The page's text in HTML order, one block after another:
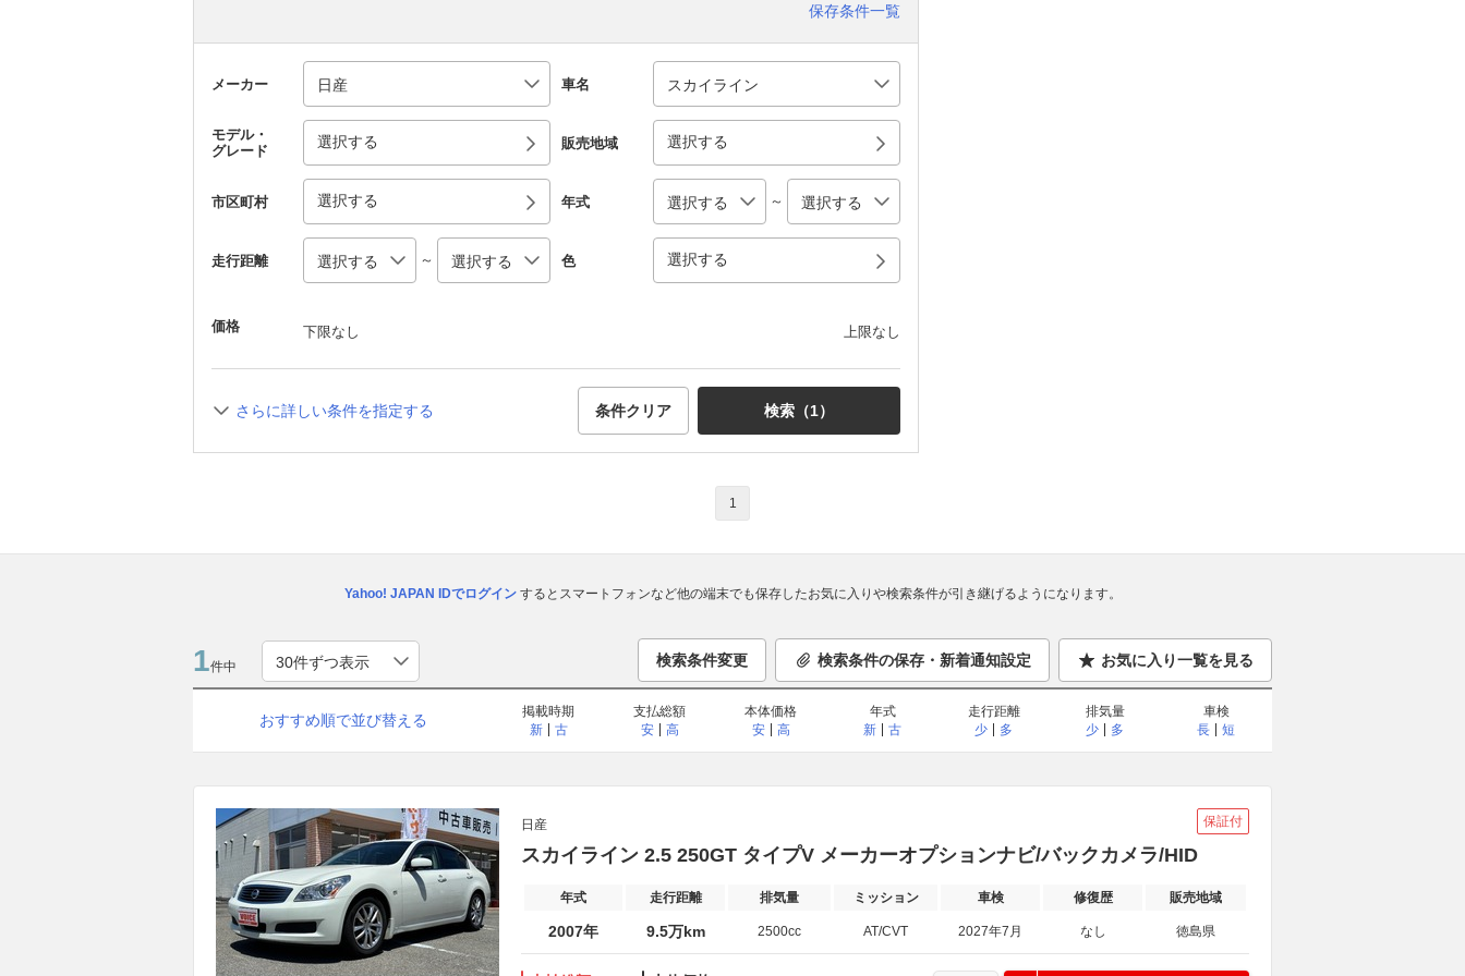
保存条件一覧
メーカー 車名
モデル・
グレード
選択する 販売地域 選択する
市区町村 選択する 年式 ～
走行距離 ～ 色 選択する
価格 下限なし 上限なし
さらに詳しい条件を指定する 条件クリア 検索（1）
1
Yahoo! JAPAN IDでログインするとスマートフォンなど他の端末でも保存したお気に入りや検索条件が引き継げるようになります。
1件中 検索条件変更 検索条件の保存・新着通知設定 お気に入り一覧を見る
おすすめ順で並び替える
掲載時期
新
古
支払総額
安
高
本体価格
安
高
年式
新
古
走行距離
少
多
排気量
少
多
車検
長
短
日産 保証付
スカイライン 2.5 250GT タイプV メーカーオプションナビ/バックカメラ/HID
年式 走行距離 排気量 ミッション 車検 修復歴 販売地域
2007年 9.5万km 2500cc AT/CVT 2027年7月 なし 徳島県